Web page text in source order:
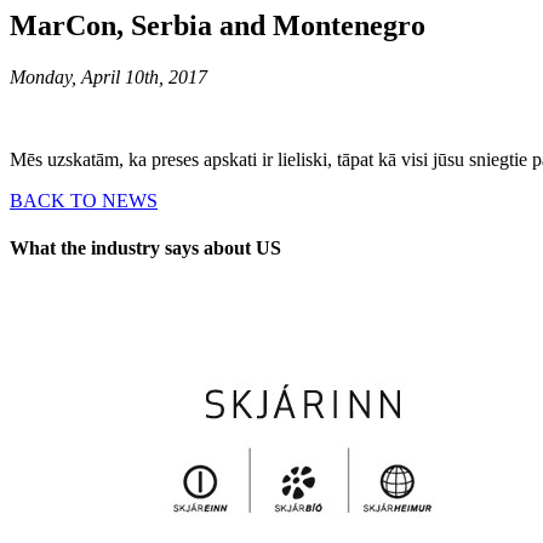
MarCon, Serbia and Montenegro
Monday, April 10th, 2017
Mēs uzskatām, ka preses apskati ir lieliski, tāpat kā visi jūsu sniegtie
BACK TO NEWS
What the industry says about US